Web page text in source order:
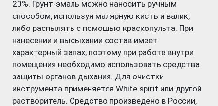
20%. Грунт-эмаль можно наносить ручным
способом, используя малярную кисть и валик,
либо распылять с помощью краскопульта. При
нанесении и высыхании состав имеет
характерный запах, поэтому при работе внутри
помещения необходимо использовать средства
защиты органов дыхания. Для очистки
инструмента применяется White spirit или другой
растворитель. Средство произведено в России,